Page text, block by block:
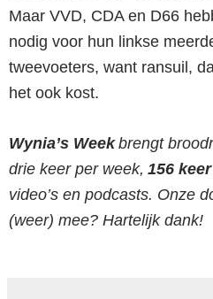
Maar VVD, CDA en D66
nodig voor hun linkse
tweevoeters, want ransuil,
het ook kost.
Wynia’s Weekbrengt
drie keer per week, 156
video’s en podcasts. Onze
(weer) mee? Hartelijk dank!